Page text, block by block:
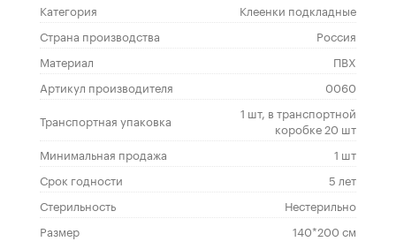
Категория
Клеенки подкладные
Страна производства
Россия
Материал
ПВХ
Артикул производителя
0060
Транспортная упаковка
1 шт, в транспортной
коробке 20 шт
Минимальная продажа
1 шт
Срок годности
5 лет
Стерильность
Нестерильно
Размер
140*200 см